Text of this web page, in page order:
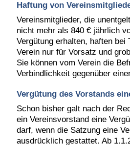
Haftung von
Vereinsmitglieder, die
nicht mehr als 840 € jährlich
Vergütung erhalten, haften bei
Verein nur für Vorsatz und
Sie können vom Verein die
Verbindlichkeit gegenüber
Vergütung des Vorstands
Schon bisher galt nach der
ein Vereinsvorstand eine
darf, wenn die Satzung eine
ausdrücklich gestattet. Ab